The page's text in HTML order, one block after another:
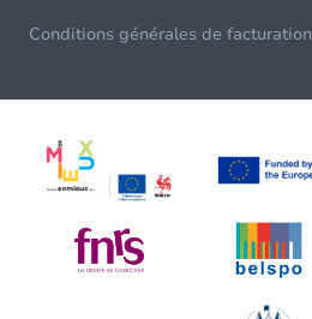
Conditions générales de facturation